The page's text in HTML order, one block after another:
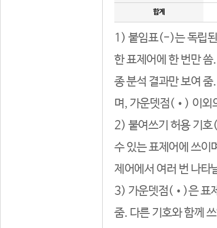
합계
1) 붙임표(-)는 독립된
한 표제어에 한 번만
종 분석 결과만 보여
며, 가운뎃점(•) 이외
2) 붙여쓰기 허용 기호
수 있는 표제어에 쓰이
제어에서 여러 번 나타
3) 가운뎃점(•)은 표
줌. 다른 기호와 함께